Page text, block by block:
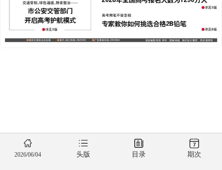
2026/06/04 头版 目录 期次